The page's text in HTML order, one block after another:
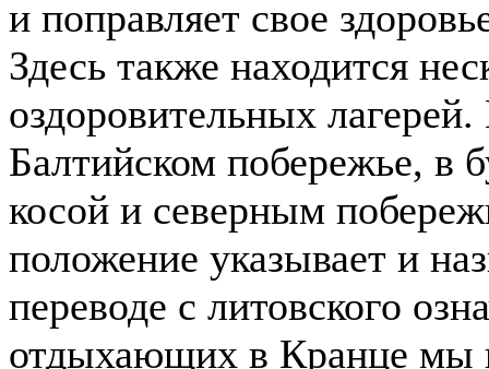
и поправляет свое
Здесь также находится
оздоровительных лагерей.
Балтийском побережье, в
косой и северным
положение указывает и
переводе с литовского
отдыхающих в Кранце мы